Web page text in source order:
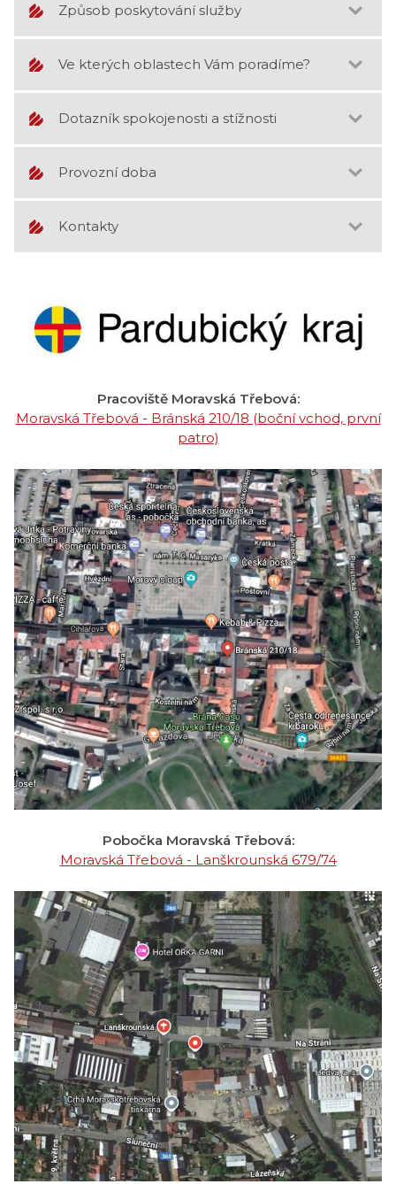
Způsob poskytování služby
Ve kterých oblastech Vám poradíme?
Dotazník spokojenosti a stížnosti
Provozní doba
Kontakty
Pracoviště Moravská Třebová:
Moravská Třebová - Bránská 210/18 (boční vchod, první
patro)
Pobočka Moravská Třebová:
Moravská Třebová - Lanškrounská 679/74